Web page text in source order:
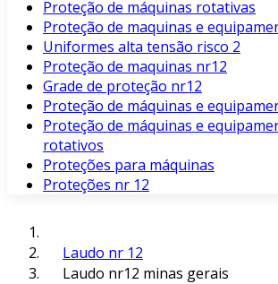
Proteção de máquinas rotativas
Proteção de maquinas e
Uniformes alta tensão risco 2
Proteção de maquinas nr12
Grade de proteção nr12
Proteção de máquinas e
Proteção de máquinas e
rotativos
Proteções para máquinas
Proteções nr 12
Laudo nr 12
Laudo nr12 minas gerais